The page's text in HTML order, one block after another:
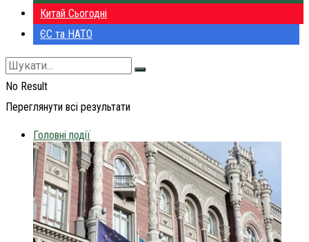
Китай Сьогодні
ЄС та НАТО
No Result
Переглянути всі результати
Головні події